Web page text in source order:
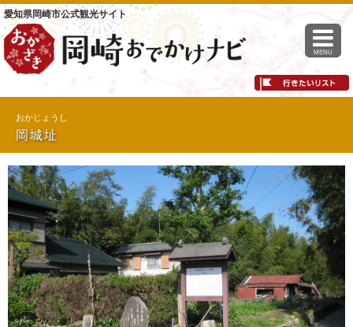
愛知県岡崎市公式観光サイト
MENU
おかじょうし
岡城址